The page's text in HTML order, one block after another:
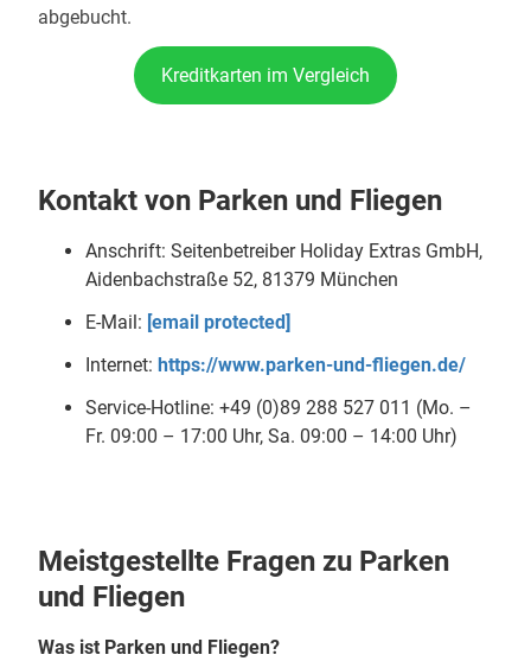
abgebucht.
Kreditkarten im Vergleich
Kontakt von Parken und Fliegen
Anschrift: Seitenbetreiber Holiday Extras GmbH,
Aidenbachstraße 52, 81379 München
E-Mail: [email protected]
Internet: https://www.parken-und-fliegen.de/
Service-Hotline: +49 (0)89 288 527 011 (Mo. –
Fr. 09:00 – 17:00 Uhr, Sa. 09:00 – 14:00 Uhr)
Meistgestellte Fragen zu Parken
und Fliegen
Was ist Parken und Fliegen?